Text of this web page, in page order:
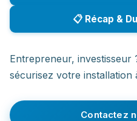
📋 Récap &
Entrepreneur, investisseur
sécurisez votre installation
Contactez